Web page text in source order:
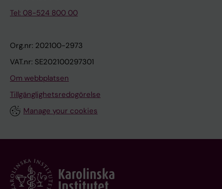
Tel: 08-524 800 00
Org.nr: 202100-2973
VAT.nr: SE202100297301
Om webbplatsen
Tillgänglighetsredogörelse
Manage your cookies